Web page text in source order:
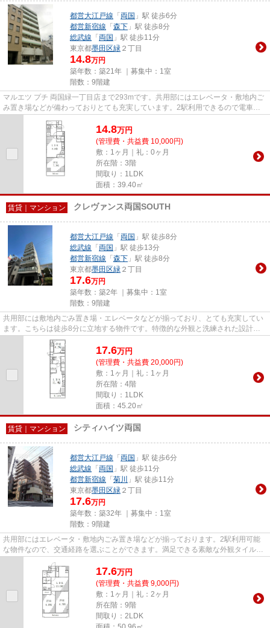
都営大江戸線 「 両国 」駅 徒歩6分
都営新宿線 「 森下 」駅 徒歩8分
総武線 「 両国 」駅 徒歩11分
東京都墨田区緑 ２丁目
14.8万円
築年数：築21年 ｜募集中： 1室
階数：9階建
マルエツ プチ 両国緑一丁目店まで293mです。共用部にはエレベータ・敷地内ご
み置き場などが備わっておりとても充実しています。2駅利用できるので電車を
14.8万円
(管理費・共益費 10,000円)
敷：1ヶ月｜礼：0ヶ月
所在階：3階
間取り：1LDK
面積：39.40㎡
賃貸｜マンション クレヴァンス両国SOUTH
都営大江戸線 「 両国 」駅 徒歩8分
総武線 「 両国 」駅 徒歩13分
都営新宿線 「 森下 」駅 徒歩8分
東京都墨田区緑 ２丁目
17.6万円
築年数：築2年 ｜募集中： 1室
階数：9階建
共用部には敷地内ごみ置き場・エレベータなどが揃っており、とても充実してい
ます。こちらは徒歩8分に立地する物件です。特徴的な外観と洗練された設計の
内装を持つデザイナーズ。こち...
17.6万円
(管理費・共益費 20,000円)
敷：1ヶ月｜礼：1ヶ月
所在階：4階
間取り：1LDK
面積：45.20㎡
賃貸｜マンション シティハイツ両国
都営大江戸線 「 両国 」駅 徒歩6分
総武線 「 両国 」駅 徒歩11分
都営新宿線 「 菊川
」駅 徒歩11分
東京都墨田区緑 ２丁目
17.6万円
築年数：築32年 ｜募集中： 1室
階数：9階建
共用部にはエレベータ・敷地内ごみ置き場などが揃っております。2駅利用可能
な物件なので、交通経路を選ぶことができます。満足できる素敵な外観タイル張
17.6万円
(管理費・共益費 9,000円)
敷：1ヶ月｜礼：2ヶ月
所在階：9階
間取り：2LDK